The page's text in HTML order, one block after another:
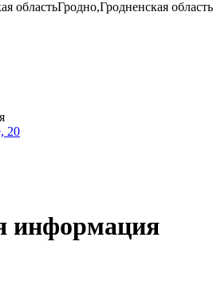
областьГродно,Гродненская область
20
информация